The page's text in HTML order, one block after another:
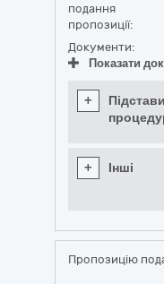
подання
пропозиції:
Документи:
Показати
+
+ Інші
Пропозицію